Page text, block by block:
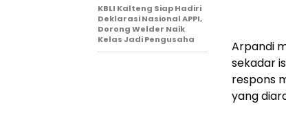
Arpandi
sekadar
respons
yang
KBLI Kalteng Siap Hadiri
Deklarasi Nasional APPI,
Dorong Welder Naik
Kelas Jadi Pengusaha